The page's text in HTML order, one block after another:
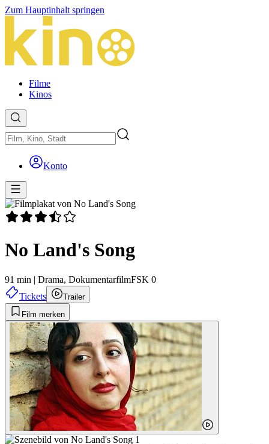
Zum Hauptinhalt springen
Filme
Kinos
Konto
No Land's Song
91 min | Drama, DokumentarfilmFSK 0
Tickets
Trailer
Film merken